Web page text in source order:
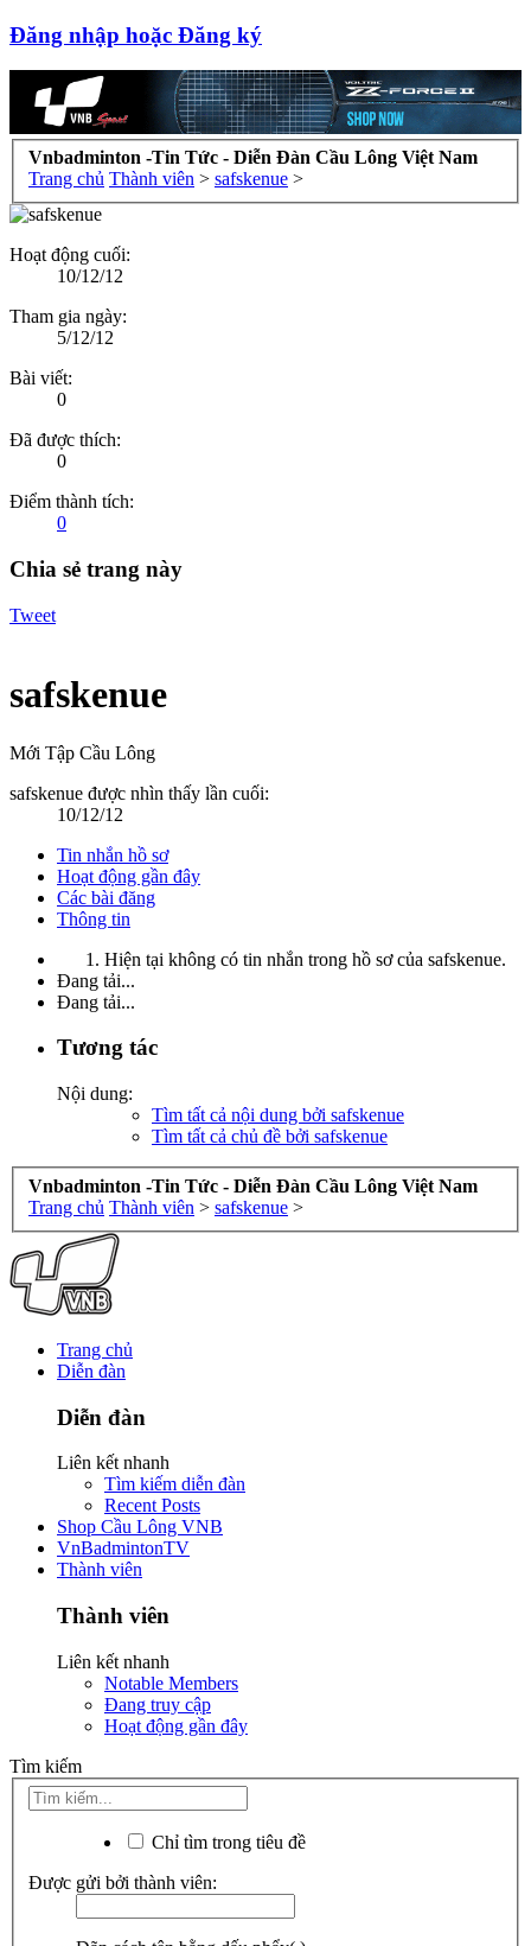
Đăng nhập hoặc Đăng ký
Vnbadminton -Tin Tức - Diễn Đàn Cầu Lông Việt Nam
Trang chủ Thành viên > safskenue >
Hoạt động cuối:
10/12/12
Tham gia ngày:
5/12/12
Bài viết:
0
Đã được thích:
0
Điểm thành tích:
0
Chia sẻ trang này
Tweet
safskenue
Mới Tập Cầu Lông
safskenue được nhìn thấy lần cuối:
10/12/12
Tin nhắn hồ sơ
Hoạt động gần đây
Các bài đăng
Thông tin
Hiện tại không có tin nhắn trong hồ sơ của safskenue.
Đang tải...
Đang tải...
Tương tác
Nội dung:
Tìm tất cả nội dung bởi safskenue
Tìm tất cả chủ đề bởi safskenue
Vnbadminton -Tin Tức - Diễn Đàn Cầu Lông Việt Nam
Trang chủ Thành viên > safskenue >
Trang chủ
Diễn đàn
Diễn đàn
Liên kết nhanh
Tìm kiếm diễn đàn
Recent Posts
Shop Cầu Lông VNB
VnBadmintonTV
Thành viên
Thành viên
Liên kết nhanh
Notable Members
Đang truy cập
Hoạt động gần đây
Tìm kiếm
Chỉ tìm trong tiêu đề
Được gửi bởi thành viên: